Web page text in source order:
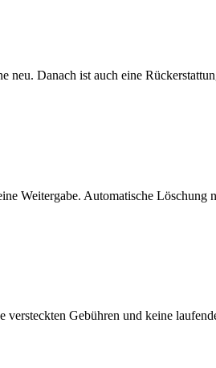
neu. Danach ist auch eine
Weitergabe. Automatische Löschung
Gebühren und keine